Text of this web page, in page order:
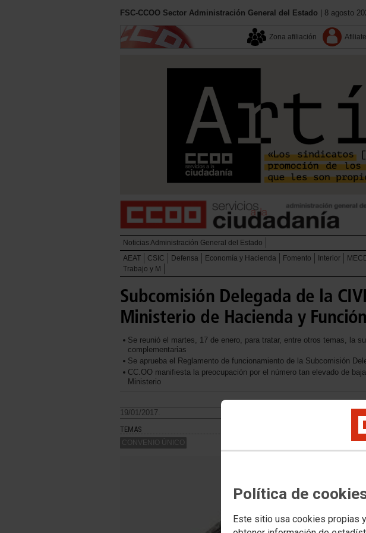
Política de
Este sitio usa cookies propias
FSC-CCOO Sector Administración General del Estado | 8 agosto
Zona afiliación Afiliate
Noticias Administración General del Estado
AEAT
CSIC Defensa Economía y Hacienda Fomento Interior
Trabajo y M
Subcomisión Delegada de la
Ministerio de Hacienda y
Se reunió el martes, 17 de enero, para tratar, entre otros temas, la
complementarias
Se aprueba el Reglamento de funcionamiento de la Subcomisión
CC.OO manifiesta la preocupación por el número tan elevado de
Ministerio
19/01/2017.
TEMAS
CONVENIO ÚNICO